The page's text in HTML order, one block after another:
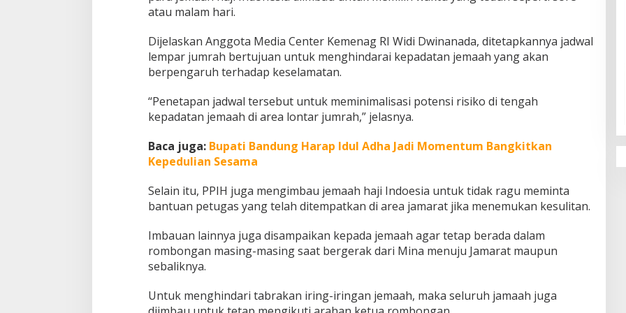
e
p
a
r
m
r
a
atau malam hari.
Dijelaskan Anggota Media Center Kemenag RI Widi Dwinanada, ditetapkannya jadwal
lempar jumrah bertujuan untuk menghindarai kepadatan jemaah yang akan
berpengaruh terhadap keselamatan.
“Penetapan jadwal tersebut untuk meminimalisasi potensi risiko di tengah
kepadatan jemaah di area lontar jumrah,” jelasnya.
Baca juga: Bupati Bandung Harap Idul Adha Jadi Momentum Bangkitkan
Kepedulian Sesama
Selain itu, PPIH juga mengimbau jemaah haji Indoesia untuk tidak ragu meminta
bantuan petugas yang telah ditempatkan di area jamarat jika menemukan kesulitan.
Imbauan lainnya juga disampaikan kepada jemaah agar tetap berada dalam
rombongan masing-masing saat bergerak dari Mina menuju Jamarat maupun
sebaliknya.
Untuk menghindari tabrakan iring-iringan jemaah, maka seluruh jamaah juga
Bikin Sekolah di Malaysia Tertarik